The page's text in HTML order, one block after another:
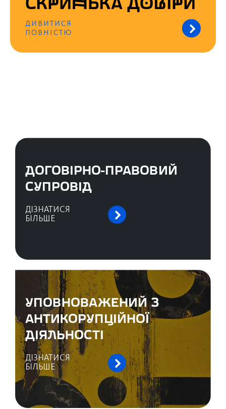
СКРИНЬКА ДОВІРИ
ДИВИТИСЯ
ПОВНІСТЮ
ДОГОВІРНО-ПРАВОВИЙ
СУПРОВІД
ДІЗНАТИСЯ
БІЛЬШЕ
УПОВНОВАЖЕНИЙ З
АНТИКОРУПЦІЙНОЇ
ДІЯЛЬНОСТІ
ДІЗНАТИСЯ
БІЛЬШЕ